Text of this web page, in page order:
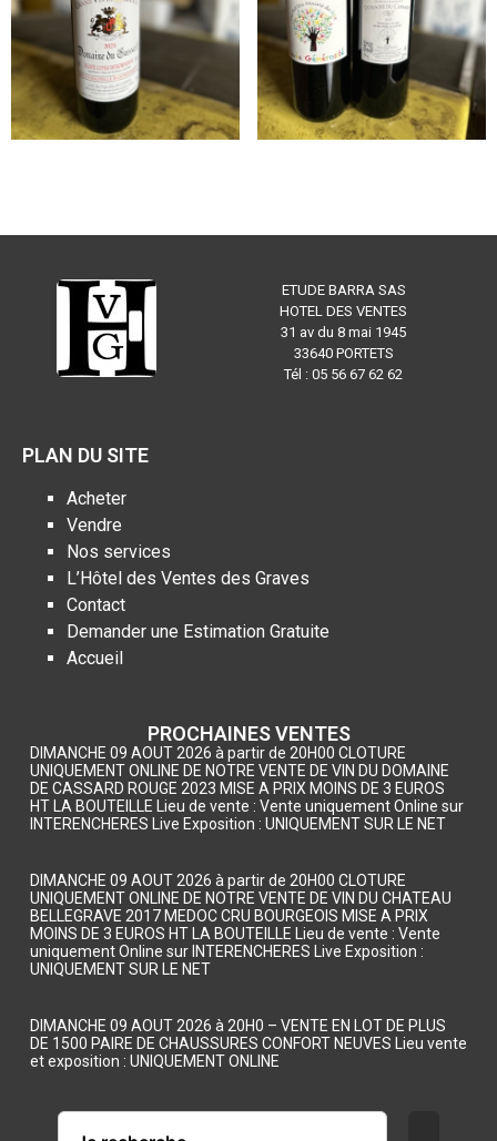
ETUDE BARRA SAS
HOTEL DES VENTES
31 av du 8 mai 1945
33640 PORTETS
Tél : 05 56 67 62 62
PLAN DU SITE
Acheter
Vendre
Nos services
L’Hôtel des Ventes des Graves
Contact
Demander une Estimation Gratuite
Accueil
PROCHAINES VENTES
DIMANCHE 09 AOUT 2026 à partir de 20H00 CLOTURE
UNIQUEMENT ONLINE DE NOTRE VENTE DE VIN DU DOMAINE
DE CASSARD ROUGE 2023 MISE A PRIX MOINS DE 3 EUROS
HT LA BOUTEILLE Lieu de vente : Vente uniquement Online sur
INTERENCHERES Live Exposition : UNIQUEMENT SUR LE NET
DIMANCHE 09 AOUT 2026 à partir de 20H00 CLOTURE
UNIQUEMENT ONLINE DE NOTRE VENTE DE VIN DU CHATEAU
BELLEGRAVE 2017 MEDOC CRU BOURGEOIS MISE A PRIX
MOINS DE 3 EUROS HT LA BOUTEILLE Lieu de vente : Vente
uniquement Online sur INTERENCHERES Live Exposition :
UNIQUEMENT SUR LE NET
DIMANCHE 09 AOUT 2026 à 20H0 – VENTE EN LOT DE PLUS
DE 1500 PAIRE DE CHAUSSURES CONFORT NEUVES Lieu vente
et exposition : UNIQUEMENT ONLINE